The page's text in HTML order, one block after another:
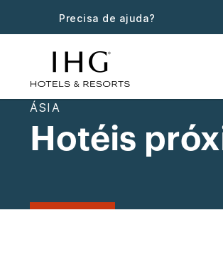
Precisa de ajuda?
ÁSIA
Hotéis